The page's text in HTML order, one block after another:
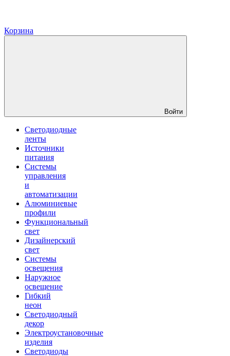
Корзина
Войти
Светодиодные
ленты
Источники
питания
Системы
управления
и
автоматизации
Алюминиевые
профили
Функциональный
свет
Дизайнерский
свет
Системы
освещения
Наружное
освещение
Гибкий
неон
Светодиодный
декор
Электроустановочные
изделия
Светодиоды